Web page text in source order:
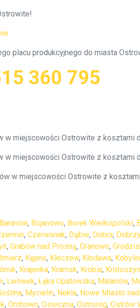
placu produkcyjnego do miasta
360 795
miejscowości Ostrowite z kosztami
miejscowości Ostrowite z kosztami
w miejscowości Ostrowite z
Baranów, Bojanowo, Borek Wielkopolski,
, Czerwonak, Dąbie, Dobra,
, Grabów nad Prosną, Granowo,
, Kępno, Kleczew, Kłodawa, Kobylin
, Krajenka, Kramsk, Krobia, Krotoszyn
, Lwówek, Łęka Opatowska, Malanów,
, Mycielin, Nekla, Nowe Miasto
, Orchowo, Osieczna, Ostroróg, Ostrów